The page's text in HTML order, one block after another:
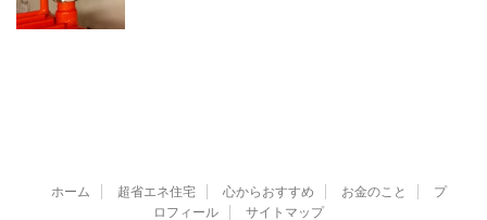
ホーム 超省エネ住宅 心からおすすめ お金のこと
プ
ロフィール
サイトマップ